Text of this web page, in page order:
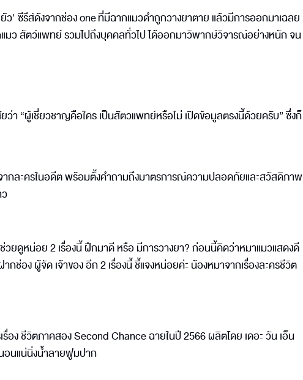
ยัว' ซีรีส์ดังจากช่อง one ที่มีฉากแมวดำถูกวางยาตาย แล้วมีการออกมาเฉลย
มว สัตว์แพทย์ รวมไปถึงบุคคลทั่วไป ได้ออกมาวิพากษ์วิจารณ์อย่างหนัก จน
า “ผู้เชี่ยวชาญคือใคร เป็นสัตวแพทย์หรือไม่ เปิดข้อมูลตรงนี้ด้วยครับ” ซึ่งก็
กละครในอดีต พร้อมตั้งคำถามถึงมาตรการณ์ความปลอดภัยและสวัสดิภาพ
วยดูหน่อย 2 เรื่องนี้ ฝึกมาดี หรือ มีการวางยา? ก่อนนี้คิดว่าหมาแมวแสดงดี
ช่อง ผู้จัด เจ้าของ อีก 2 เรื่องนี้ ชี้แจงหน่อยค่ะ น้องหมาจากเรื่องละครชีวิต
อง ชีวิตภาคสอง Second Chance ฉายในปี 2566 ผลิตโดย เดอะ วัน เอ็น
อนแน่นิ่งน้ำลายฟูมปาก